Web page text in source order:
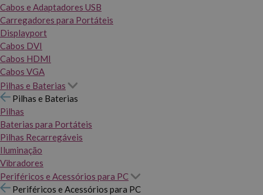
Cabos e Adaptadores USB
Carregadores para Portáteis
Displayport
Cabos DVI
Cabos HDMI
Cabos VGA
Pilhas e Baterias
Pilhas e Baterias
Pilhas
Baterias para Portáteis
Pilhas Recarregáveis
Iluminação
Vibradores
Periféricos e Acessórios para PC
Periféricos e Acessórios para PC